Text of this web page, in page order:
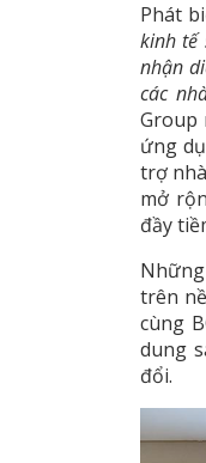
Phát
kinh tế
nhận
các
Group
ứng
trợ
mở
đầy
trên
cùng
dung
đổi.